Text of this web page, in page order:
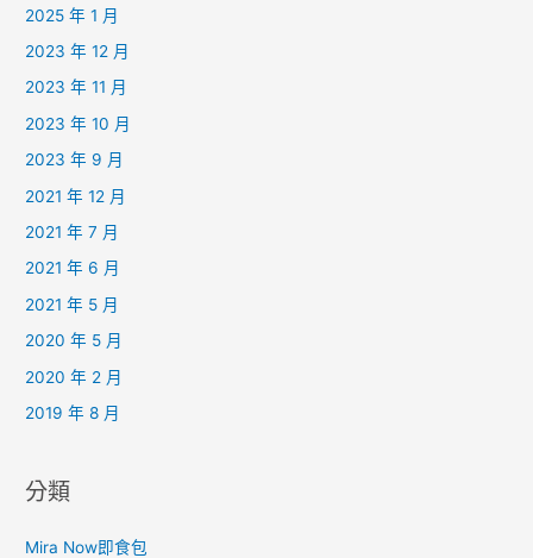
2025 年 1 月
2023 年 12 月
2023 年 11 月
2023 年 10 月
2023 年 9 月
2021 年 12 月
2021 年 7 月
2021 年 6 月
2021 年 5 月
2020 年 5 月
2020 年 2 月
2019 年 8 月
分類
Mira Now即食包